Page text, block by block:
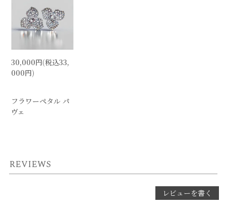
30,000円(税込33,
000円)
フラワーペタル パ
ヴェ
REVIEWS
レビューを書く